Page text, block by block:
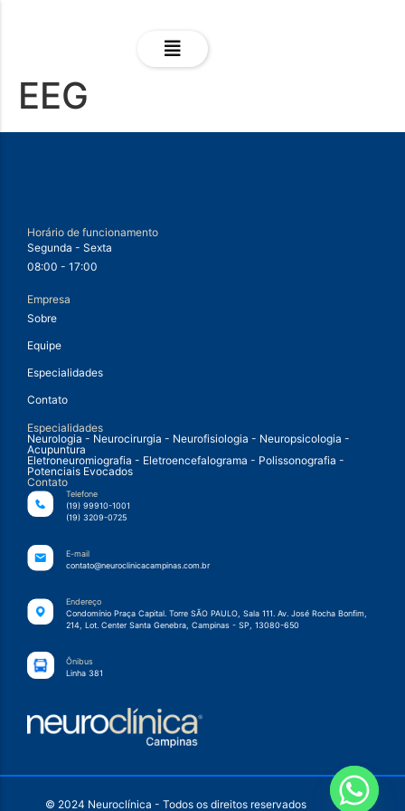
EEG
Horário de funcionamento
Segunda - Sexta
08:00 - 17:00
Empresa
Sobre
Equipe
Especialidades
Contato
Especialidades
Neurologia - Neurocirurgia - Neurofisiologia - Neuropsicologia -
Acupuntura
Eletroneuromiografia - Eletroencefalograma - Polissonografia -
Potenciais Evocados
Contato
Telefone
(19) 99910-1001
(19) 3209-0725
E-mail
contato@neuroclinicacampinas.com.br
Endereço
Condomínio Praça Capital. Torre SÃO PAULO, Sala 111. Av. José Rocha Bonfim,
214, Lot. Center Santa Genebra, Campinas - SP, 13080-650
Ônibus
Linha 381
© 2024 Neuroclínica - Todos os direitos reservados